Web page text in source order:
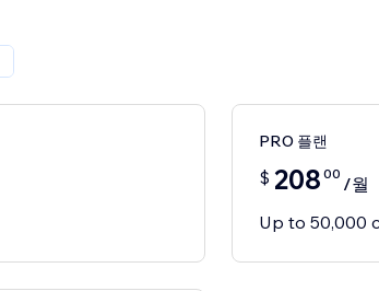
PRO 플랜
$ 208 00 /월
Up to 50,000